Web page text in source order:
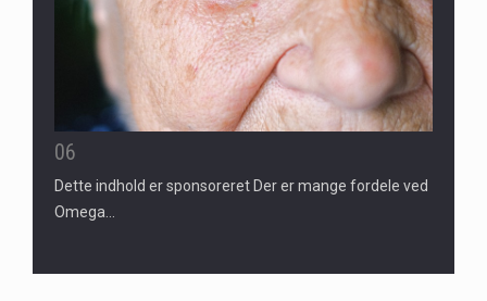
06
Dette indhold er sponsoreret Der er mange fordele ved
Omega…